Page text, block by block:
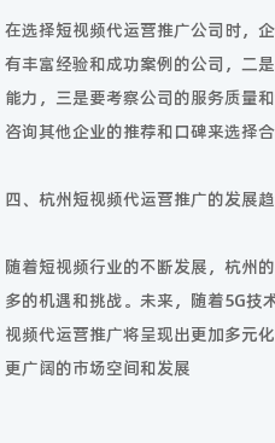
在选择短视频代运营推广公司时，
有丰富经验和成功案例的公司，二
能力，三是要考察公司的服务质量
咨询其他企业的推荐和口碑来选择
四、杭州短视频代运营推广的发展
随着短视频行业的不断发展，杭州
多的机遇和挑战。未来，随着5G技
视频代运营推广将呈现出更加多元
更广阔的市场空间和发展